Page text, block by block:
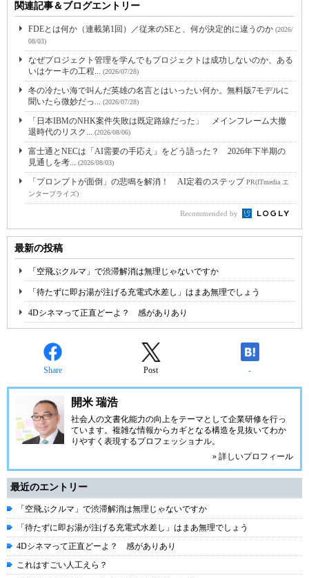
関連記事＆ブログエントリー
FDEとは何か（連載第1回）／従来のSEと、何が決定的に違うのか (2026/
08/03)
なぜプロジェクト管理を学んでもプロジェクトは成功しないのか、ある
いはケーキの工程... (2026/07/28)
冬の冷たい海で叫んだ英雄の名言とはいったい何か。無料版7モデルに
聞いたら微妙だっ... (2026/07/28)
「日本IBMのNHK案件失敗は既定路線だった」 メインフレーム大撤
退時代のリスク... (2026/08/06)
富士通とNECは「AI需要の手応え」をどう語った？ 2026年下半期の
見通しを考... (2026/08/03)
「プロンプトが面倒」の悲鳴を解消！ AI定着のステップPR(ITmedia エ
ンタープライズ)
Recommended by
最新の投稿
「空飛ぶクルマ」で渋滞解消は無理じゃないですか
「待たずに即お湯が注げる充電式水差し」はまあ無理でしょう
4Dシネマって正直どーよ？ 感がありあり
Share Post -
開米 瑞浩
社会人の文書化能力の向上をテーマとして企業研修を行っ
ています。複雑な情報からカギとなる構造を見抜いてわか
りやすく表現するプロフェッショナル。
» 詳しいプロフィール
最近のエントリー
「空飛ぶクルマ」で渋滞解消は無理じゃないですか
「待たずに即お湯が注げる充電式水差し」はまあ無理でしょう
4Dシネマって正直どーよ？ 感がありあり
これはすごい人工えら？